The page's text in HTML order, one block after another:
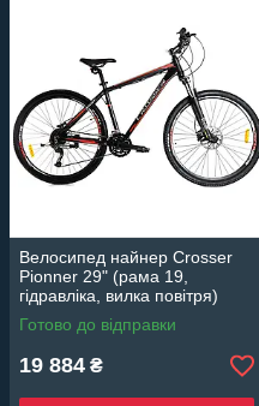
Велосипед найнер Crosser
Pionner 29" (рама 19,
гідравліка, вилка повітря)
чорно-червоний
Готово до відправки
19 884 ₴